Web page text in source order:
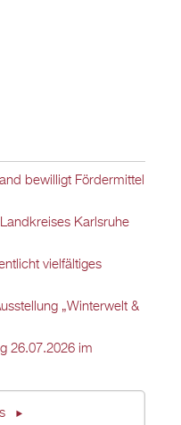
bewilligt Fördermittel
Karlsruhe
vielfältiges
„Winterwelt &
26.07.2026 im